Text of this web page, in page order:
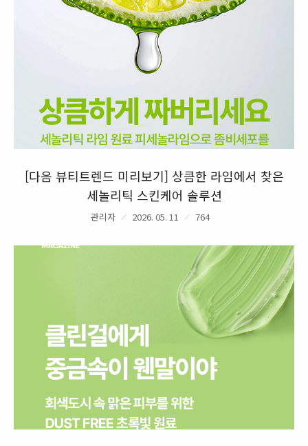
[다음 뷰티트렌드 미리보기] 상큼한 라임에서 찾은
세놀리틱 스킨케어 솔루션
관리자 2026. 05. 11 764